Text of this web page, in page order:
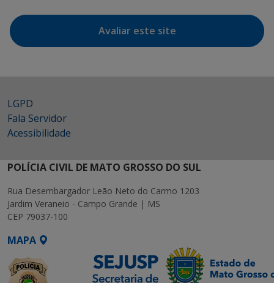
Avaliar este site
LGPD
Fala Servidor
Acessibilidade
POLÍCIA CIVIL DE MATO GROSSO DO SUL
Rua Desembargador Leão Neto do Carmo 1203
Jardim Veraneio - Campo Grande | MS
CEP 79037-100
MAPA